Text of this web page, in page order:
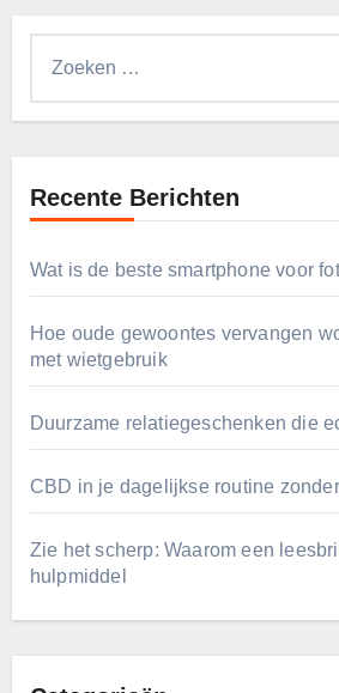
Recente Berichten
Wat is de beste smartphone voor
Hoe oude gewoontes vervangen
met wietgebruik
Duurzame relatiegeschenken die
CBD in je dagelijkse routine
Zie het scherp: Waarom een
hulpmiddel